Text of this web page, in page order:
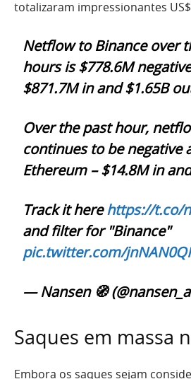
totalizaram impressionantes
Netflow to Binance over
hours is $778.6M
$871.7M in and $1.65B
Over the past hour,
continues to be negative
Ethereum – $14.8M in
Track it herehttps://t.co/
and filter for "Binance"
pic.twitter.com/
— Nansen 🧭
Saques em massa
Embora os saques sejam